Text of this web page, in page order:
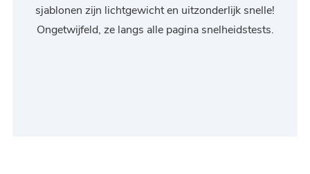
sjablonen zijn lichtgewicht en uitzonderlijk snelle!
Ongetwijfeld, ze langs alle pagina snelheidstests.